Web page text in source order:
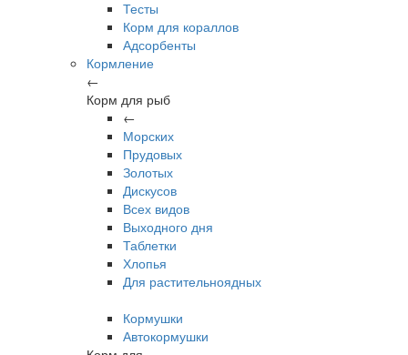
Тесты
Корм для кораллов
Адсорбенты
Кормление
←
Корм для рыб
←
Морских
Прудовых
Золотых
Дискусов
Всех видов
Выходного дня
Таблетки
Хлопья
Для растительноядных
Кормушки
Автокормушки